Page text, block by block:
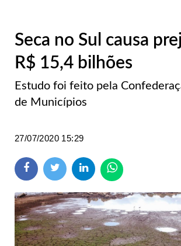
Seca no Sul causa
R$ 15,4 bilhões
Estudo foi feito pela
de Municípios
27/07/2020 15:29